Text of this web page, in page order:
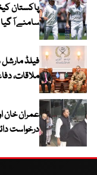
سامنے آ گیا
فیلڈ مارشل
ملاقات،
عمران خان
درخواست